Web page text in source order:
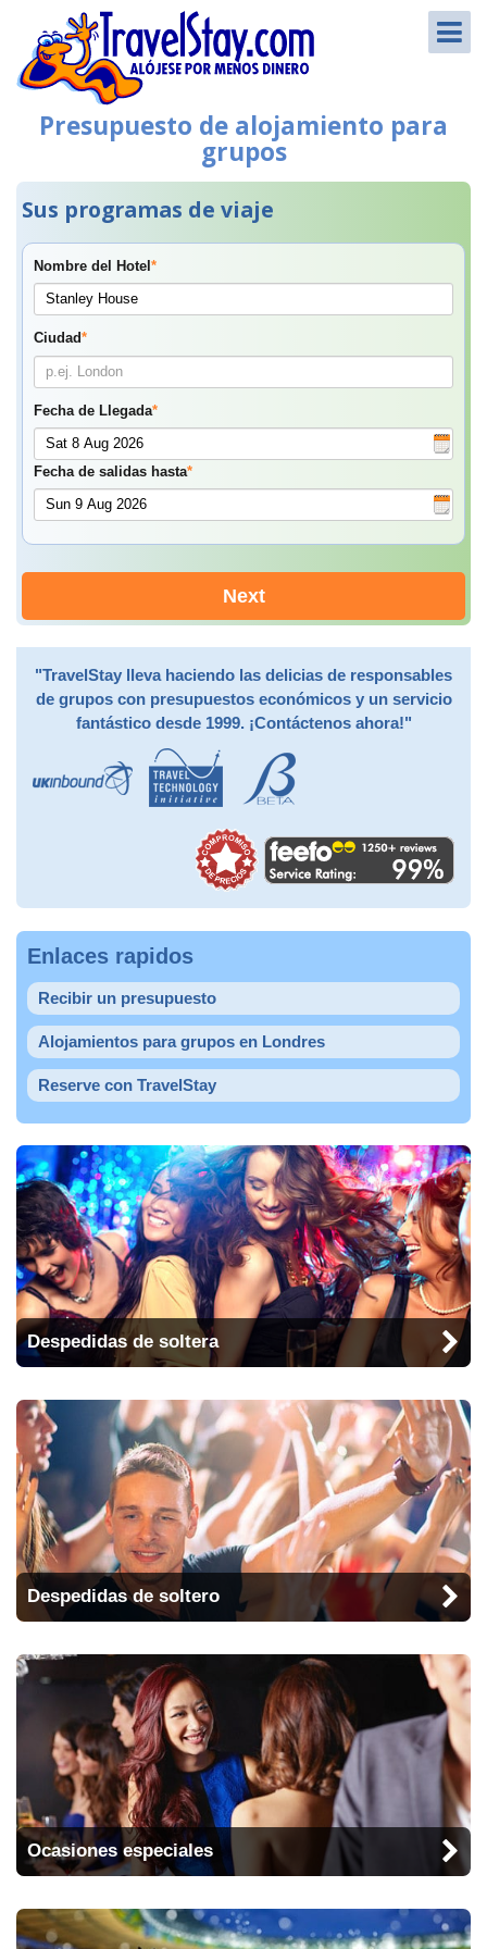
Presupuesto de alojamiento para
grupos
Sus programas de viaje
Nombre del Hotel *
Ciudad*
Fecha de Llegada*
Fecha de salidas hasta*
Next
"TravelStay lleva haciendo las delicias de responsables
de grupos con presupuestos económicos y un servicio
fantástico desde 1999. ¡Contáctenos ahora!"
Enlaces rapidos
Recibir un presupuesto
Alojamientos para grupos en Londres
Reserve con TravelStay
Despedidas de soltera
Despedidas de soltero
Ocasiones especiales